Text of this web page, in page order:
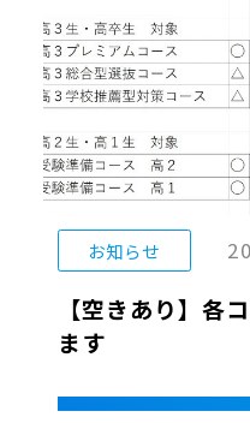
お知らせ
【空きあり】各
ます